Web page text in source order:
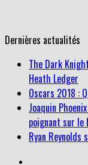
Dernières actualités
Oscars 2018 :
Joaquin
poignant sur le
Ryan Reynolds
The Dark
Heath Ledger